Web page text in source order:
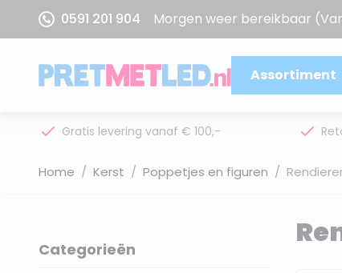
Ga naar de inhoud
0591 201 904 Morgen weer bereikbaar
Assortiment
Gratis levering vanaf € 100,-
Home / Kerst / Poppetjes en figuren /
Categorieën